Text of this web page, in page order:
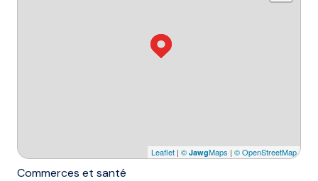
Leaflet | © JawgMaps | © OpenStreetMap
Commerces et santé